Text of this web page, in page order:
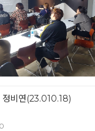
정비연(23.010.18)